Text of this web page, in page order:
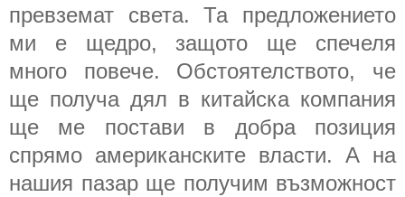
превземат света. Та предложението
ми е щедро, защото ще спечеля
много повече. Обстоятелството, че
ще получа дял в китайска компания
ще ме постави в добра позиция
спрямо американските власти. А на
нашия пазар ще получим възможност